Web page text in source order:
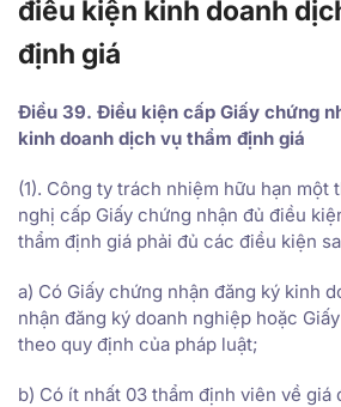
điều kiện kinh doanh
định giá
Điều 39. Điều kiện cấp Giấy chứng
kinh doanh dịch vụ thẩm định giá
(1). Công ty trách nhiệm hữu hạn một
nghị cấp Giấy chứng nhận đủ điều
thẩm định giá phải đủ các điều kiện
a) Có Giấy chứng nhận đăng ký kinh
nhận đăng ký doanh nghiệp hoặc
theo quy định của pháp luật;
b) Có ít nhất 03 thẩm định viên về giá